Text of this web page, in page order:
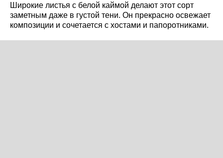
Широкие листья с белой каймой делают этот сорт
заметным даже в густой тени. Он прекрасно освежает
композиции и сочетается с хостами и папоротниками.